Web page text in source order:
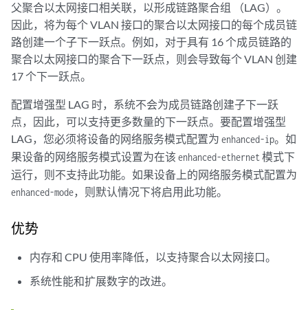
父聚合以太网接口相关联，以形成链路聚合组 （LAG）。
因此，将为每个 VLAN 接口的聚合以太网接口的每个成员链
路创建一个子下一跃点。例如，对于具有 16 个成员链路的
聚合以太网接口的聚合下一跃点，则会导致每个 VLAN 创建
17 个下一跃点。
配置增强型 LAG 时，系统不会为成员链路创建子下一跃
点，因此，可以支持更多数量的下一跃点。要配置增强型
LAG，您必须将设备的网络服务模式配置为 enhanced-ip。如
果设备的网络服务模式设置为在该 enhanced-ethernet模式下
运行，则不支持此功能。如果设备上的网络服务模式配置为
enhanced-mode，则默认情况下将启用此功能。
优势
内存和 CPU 使用率降低，以支持聚合以太网接口。
系统性能和扩展数字的改进。